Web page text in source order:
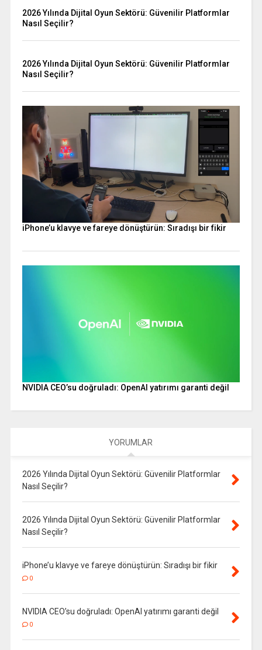
2026 Yılında Dijital Oyun Sektörü: Güvenilir Platformlar
Nasıl Seçilir?
2026 Yılında Dijital Oyun Sektörü: Güvenilir Platformlar
Nasıl Seçilir?
iPhone’u klavye ve fareye dönüştürün: Sıradışı bir fikir
NVIDIA CEO’su doğruladı: OpenAI yatırımı garanti değil
YORUMLAR
2026 Yılında Dijital Oyun Sektörü: Güvenilir Platformlar
Nasıl Seçilir?
2026 Yılında Dijital Oyun Sektörü: Güvenilir Platformlar
Nasıl Seçilir?
iPhone’u klavye ve fareye dönüştürün: Sıradışı bir fikir
0
NVIDIA CEO’su doğruladı: OpenAI yatırımı garanti değil
0